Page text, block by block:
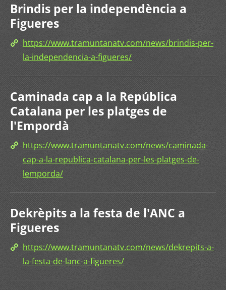
Brindis per la independència a
Figueres
https://www.tramuntanatv.com/news/brindis-per-
la-independencia-a-figueres/
Caminada cap a la República
Catalana per les platges de
l'Empordà
https://www.tramuntanatv.com/news/caminada-
cap-a-la-republica-catalana-per-les-platges-de-
lemporda/
Dekrèpits a la festa de l'ANC a
Figueres
https://www.tramuntanatv.com/news/dekrepits-a-
la-festa-de-lanc-a-figueres/